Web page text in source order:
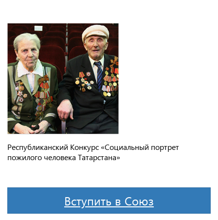
Республиканский Конкурс «Социальный портрет
пожилого человека Татарстана»
Вступить в Союз